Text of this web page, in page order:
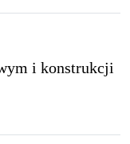
i konstrukcji